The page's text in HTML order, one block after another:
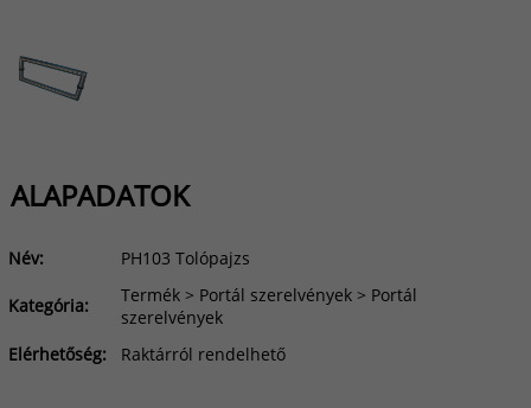
ALAPADATOK
Név: PH103 Tolópajzs
Kategória:
Termék > Portál szerelvények > Portál
szerelvények
Elérhetőség:
Raktárról rendelhető